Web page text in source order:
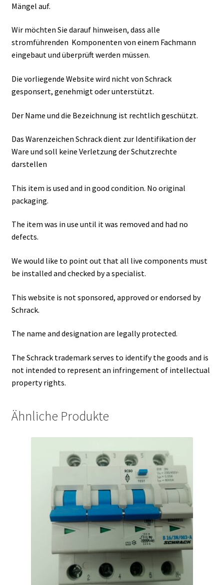
Mängel auf.
Wir möchten Sie darauf hinweisen, dass alle
stromführenden Komponenten von einem Fachmann
eingebaut und überprüft werden müssen.
Die vorliegende Website wird nicht von Schrack
gesponsert, genehmigt oder unterstützt.
Der Name und die Bezeichnung ist rechtlich geschützt.
Das Warenzeichen Schrack dient zur Identifikation der
Ware und soll keine Verletzung der Schutzrechte
darstellen
This item is used and in good condition. No original
packaging.
The item was in use until it was removed and had no
defects.
We would like to point out that all live components must
be installed and checked by a specialist.
This website is not sponsored, approved or endorsed by
Schrack.
The name and designation are legally protected.
The Schrack trademark serves to identify the goods and is
not intended to represent an infringement of intellectual
property rights.
Ähnliche Produkte